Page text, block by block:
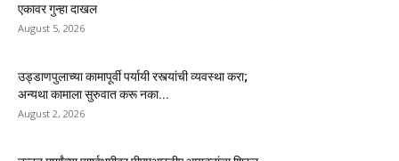
एकावर गुन्हा दाखल
August 5, 2026
उड्डाणपुलाच्या कामापूर्वी पर्यायी रस्त्यांची व्यवस्था करा;
अन्यथा कामाला सुरुवात करू नका...
August 2, 2026